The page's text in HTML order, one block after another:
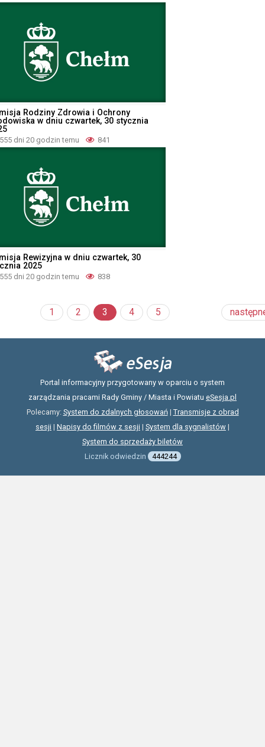
Rodziny Zdrowia i Ochrony
w dniu czwartek, 30 stycznia
555 dni 20 godzin temu 841
Rewizyjna w dniu czwartek, 30
2025
555 dni 20 godzin temu 838
1 2 3 4 5
Portal informacyjny przygotowany w oparciu o system
zarządzania pracami Rady Gminy / Miasta i Powiatu eSesja.pl
Polecamy: System do zdalnych głosowań| Transmisje z obrad
sesji | Napisy do filmów z sesji | System dla sygnalistów |
System do sprzedaży biletów
Licznik odwiedzin
444244